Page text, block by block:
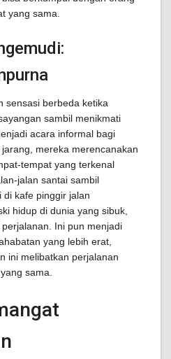
yang sama.
sensasi berbeda ketika
sambil menikmati
acara informal bagi
mereka merencanakan
tempat yang terkenal
jalan santai sambil
di kafe pinggir jalan
hidup di dunia yang sibuk,
Ini pun menjadi
yang lebih erat,
ini melibatkan perjalanan
sama.